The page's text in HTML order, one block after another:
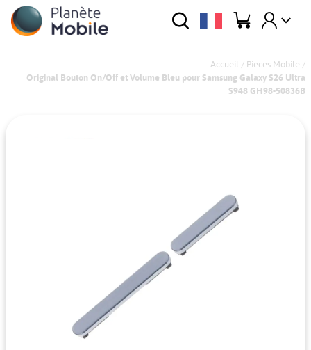
Accueil / Pieces Mobile /
Original Bouton On/Off et Volume Bleu pour Samsung Galaxy S26 Ultra
S948 GH98-50836B